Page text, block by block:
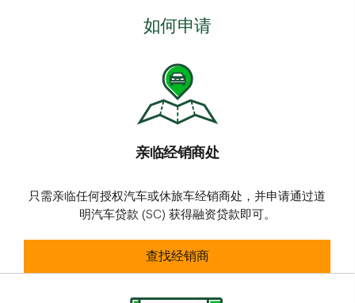
如何申请
亲临经销商处
只需亲临任何授权汽车或休旅车经销商处，并申请通过道
明汽车贷款 (SC) 获得融资贷款即可。
亲临经销商处
查找经销商